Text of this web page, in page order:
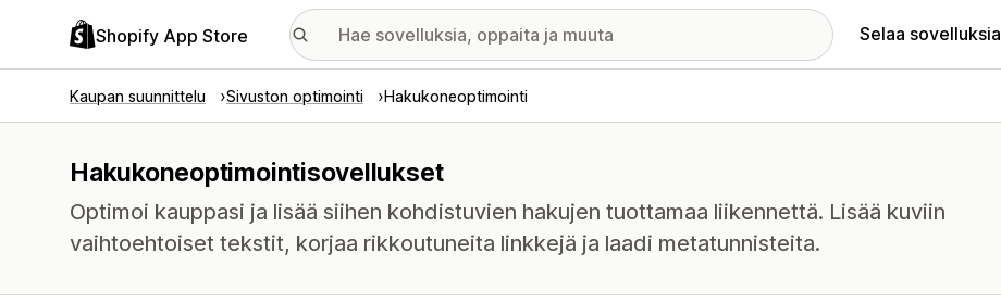
Shopify App Store Selaa sovelluksia
Kaupan suunnittelu Sivuston optimointi Hakukoneoptimointi
Hakukoneoptimointisovellukset
Optimoi kauppasi ja lisää siihen kohdistuvien hakujen tuottamaa liikennettä. Lisää kuviin
vaihtoehtoiset tekstit, korjaa rikkoutuneita linkkejä ja laadi metatunnisteita.